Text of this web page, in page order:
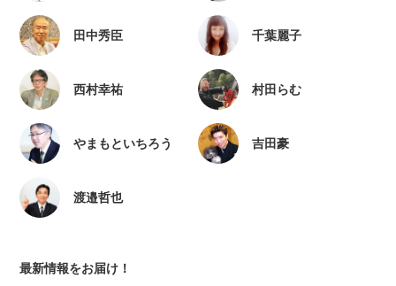
田中秀臣 千葉麗子
西村幸祐 村田らむ
やまもといちろう 吉田豪
渡邉哲也
最新情報をお届け！